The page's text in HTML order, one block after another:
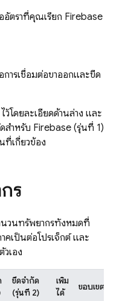
อัตราที่คุณเรียก Firebase
ารเชื่อมต่อขาออกและขีด
ว้โดยละเอียดด้านล่าง และ
สำหรับ Firebase (รุ่นที่ 1)
ที่เกี่ยวข้อง
ร
นวนทรัพยากรทั้งหมดที่
เป็นต่อโปรเจ็กต์ และ
เอง
ขีดจำกัด
(รุ่นที่ 2)
เพิ่ม
ได้
ขอบเขต